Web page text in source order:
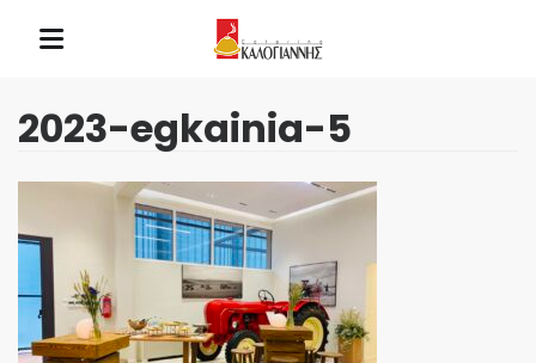
2023-egkainia-5